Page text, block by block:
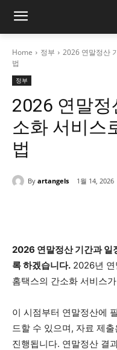
Home 정부
2026 연말정산
법
정부
2026 연말정
소화 서비스
법
By artangels 1월 14, 2026
2026 연말정산 기간과 일
록 하겠습니다. 2026년 연
홈택스의 간소화 서비스
이 시점부터 연말정산에
드할 수 있으며, 자료 제
진행됩니다. 연말정산 결